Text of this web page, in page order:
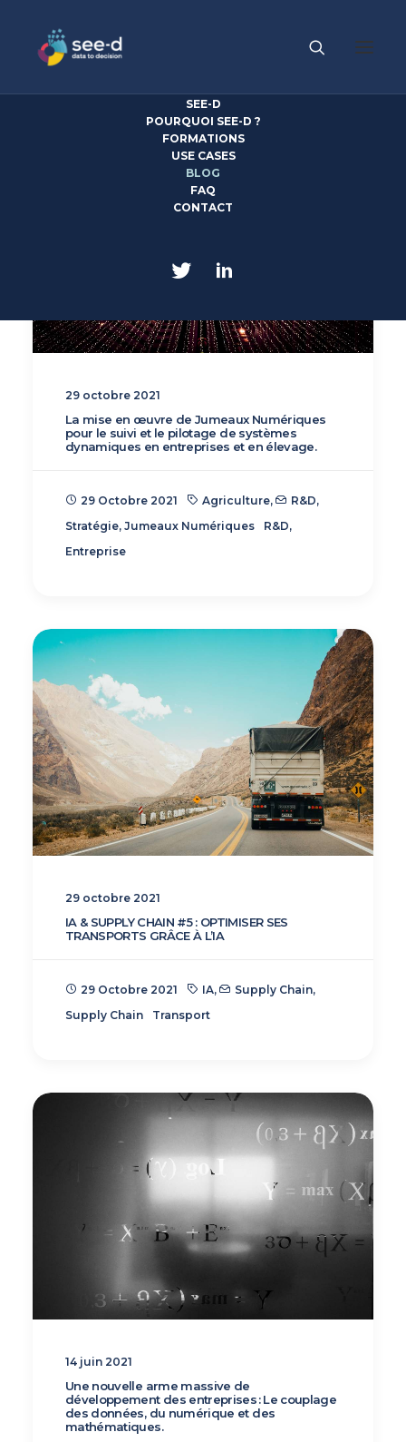
SEE-D
POURQUOI SEE-D ?
FORMATIONS
USE CASES
BLOG
FAQ
CONTACT
29 octobre 2021
La mise en œuvre de Jumeaux Numériques
pour le suivi et le pilotage de systèmes
dynamiques en entreprises et en élevage.
29 Octobre 2021 Agriculture, R&D,
Stratégie, Jumeaux Numériques R&D,
Entreprise
29 octobre 2021
IA & SUPPLY CHAIN #5 : OPTIMISER SES
TRANSPORTS GRÂCE À L’IA
29 Octobre 2021 IA, Supply Chain,
Supply Chain
Transport
14 juin 2021
Une nouvelle arme massive de
développement des entreprises : Le couplage
des données, du numérique et des
mathématiques.